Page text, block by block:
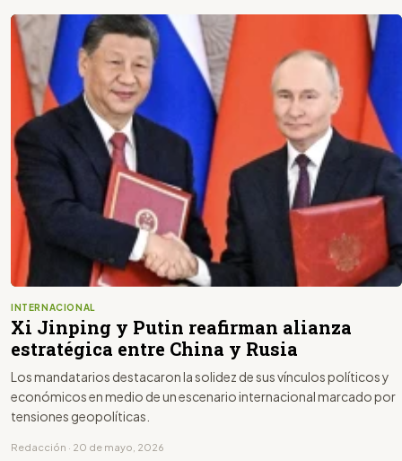
INTERNACIONAL
Xi Jinping y Putin reafirman alianza
estratégica entre China y Rusia
Los mandatarios destacaron la solidez de sus vínculos políticos y
económicos en medio de un escenario internacional marcado por
tensiones geopolíticas.
Redacción · 20 de mayo, 2026